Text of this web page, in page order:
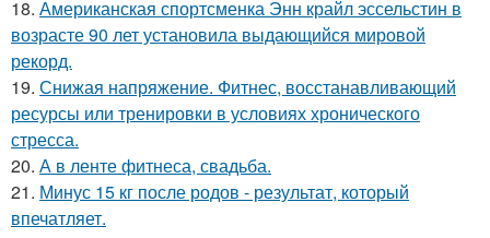
18. Американская спортсменка Энн крайл эссельстин в
возрасте 90 лет установила выдающийся мировой
рекорд.
19. Снижая напряжение. Фитнес, восстанавливающий
ресурсы или тренировки в условиях хронического
стресса.
20. А в ленте фитнеса, свадьба.
21. Минус 15 кг после родов - результат, который
впечатляет.